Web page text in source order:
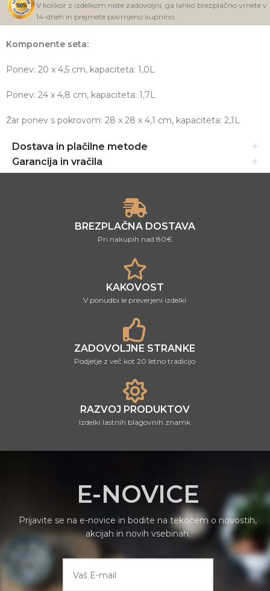
V kolikor z izdelkom niste zadovoljni, ga lahko brezplačno vrnete v
14-dneh in prejmete povrnjeno kupnino.
Komponente seta:
Ponev: 20 x 4,5 cm, kapaciteta: 1,0L
Ponev: 24 x 4,8 cm, kapaciteta: 1,7L
Žar ponev s pokrovom: 28 x 28 x 4,1 cm, kapaciteta: 2,1L
Dostava in plačilne metode
Garancija in vračila
BREZPLAČNA DOSTAVA
Pri nakupih nad 80€
KAKOVOST
V ponudbi le preverjeni izdelki
ZADOVOLJNE STRANKE
Podjetje z več kot 20 letno tradicijo
RAZVOJ PRODUKTOV
Izdelki lastnih blagovnih znamk
E-NOVICE
Prijavite se na e-novice in bodite na tekočem o novostih,
akcijah in novih vsebinah.